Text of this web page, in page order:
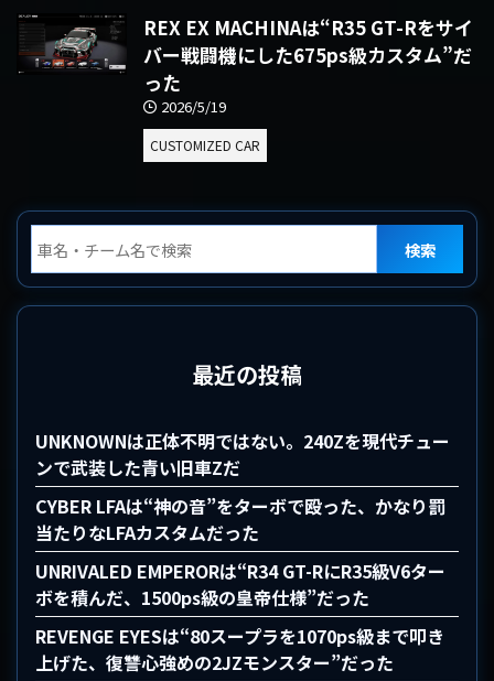
REX EX MACHINAは“R35 GT-Rをサイ
バー戦闘機にした675ps級カスタム”だ
った
2026/5/19
CUSTOMIZED CAR
検索
最近の投稿
UNKNOWNは正体不明ではない。240Zを現代チュー
ンで武装した青い旧車Zだ
CYBER LFAは“神の音”をターボで殴った、かなり罰
当たりなLFAカスタムだった
UNRIVALED EMPERORは“R34 GT-RにR35級V6ター
ボを積んだ、1500ps級の皇帝仕様”だった
REVENGE EYESは“80スープラを1070ps級まで叩き
上げた、復讐心強めの2JZモンスター”だった